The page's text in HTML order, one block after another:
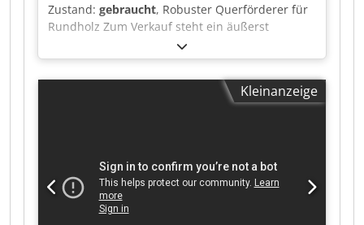
Zustand: gebraucht, Robuster Querförderer für
Rundholz Zum Verkauf steht ein äußerst
robuster Querförderer für Baumstämme aus
einem professionellen Sägewerksbetrieb.
Ausstattung: Schwere Industrieausführung
Doppelte Kettenförderung Kurze Förderstrecke
Adwsha Sofort verfügbar Die Anlage befindet
sich in einem guten, funktionsfähigen Zustand
und kann nach Terminvereinbarung unter Strom
besichtigt werden. Bitte unterbreiten Sie uns ein
Kleinanzeige